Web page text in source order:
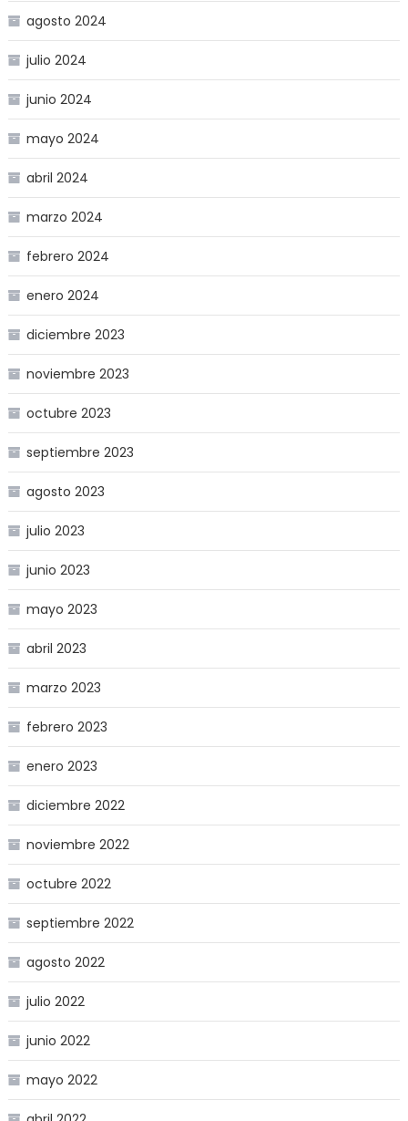
agosto 2024
julio 2024
junio 2024
mayo 2024
abril 2024
marzo 2024
febrero 2024
enero 2024
diciembre 2023
noviembre 2023
octubre 2023
septiembre 2023
agosto 2023
julio 2023
junio 2023
mayo 2023
abril 2023
marzo 2023
febrero 2023
enero 2023
diciembre 2022
noviembre 2022
octubre 2022
septiembre 2022
agosto 2022
julio 2022
junio 2022
mayo 2022